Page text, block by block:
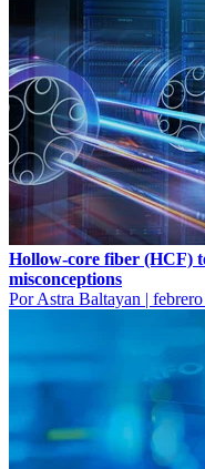
Hollow-core fiber (HCF)
misconceptions
Por Astra Baltayan |